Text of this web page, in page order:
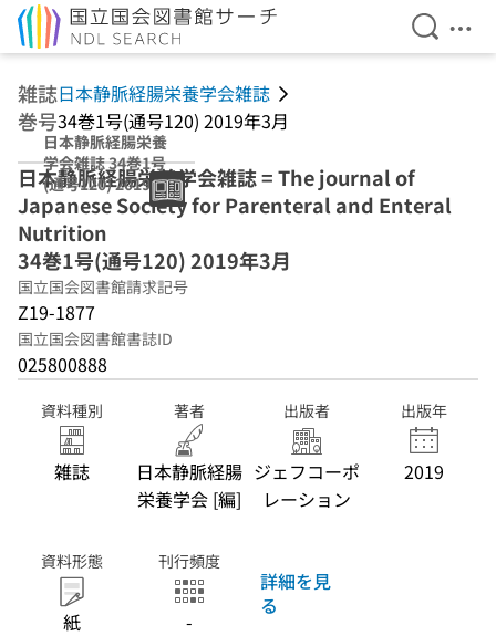
検索を
メ
雑誌日本静脈経腸栄養学会雑誌
巻号34巻1号(通号120) 2019年3月
日本静脈経腸栄養
学会雑誌 34巻1号
(通号120) 2019年
3月
日本静脈経腸栄養学会雑誌 = The journal of
Japanese Society for Parenteral and Enteral
Nutrition
34巻1号(通号120) 2019年3月
国立国会図書館請求記号
Z19-1877
国立国会図書館書誌ID
025800888
資料種別
雑誌
著者
日本静脈経腸
栄養学会 [編]
出版者
ジェフコーポ
レーション
出版年
2019
資料形態
紙
刊行頻度
-
詳細を見
る